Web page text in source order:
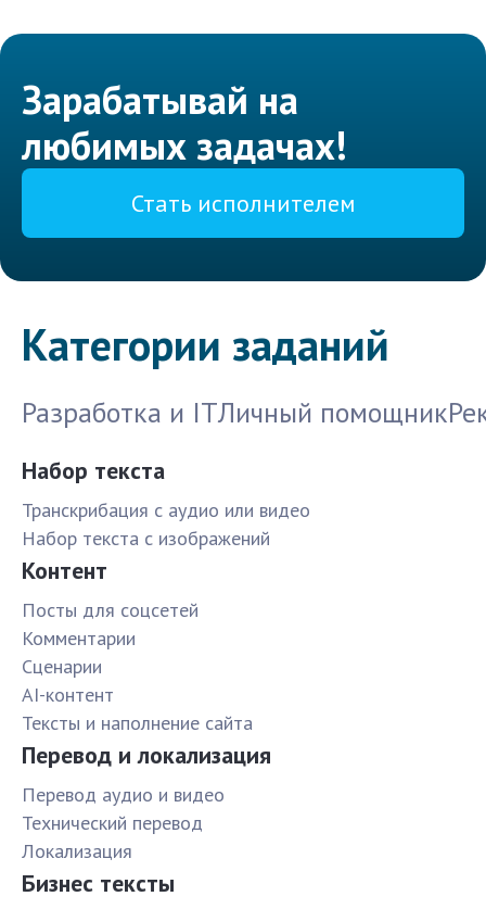
Зарабатывай на
любимых задачах!
Стать исполнителем
Категории заданий
Разработка и ITЛичный помощник
Набор текста
Транскрибация с аудио или видео
Набор текста с изображений
Контент
Посты для соцсетей
Комментарии
Сценарии
AI-контент
Тексты и наполнение сайта
Перевод и локализация
Перевод аудио и видео
Технический перевод
Локализация
Бизнес тексты